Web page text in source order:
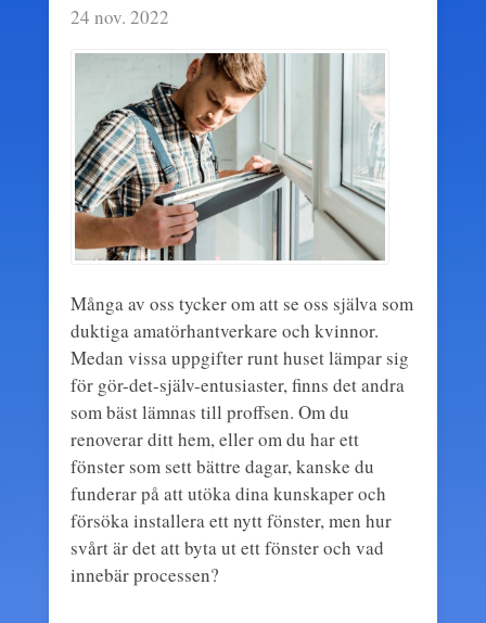
24 nov. 2022
Många av oss tycker om att se oss själva som
duktiga amatörhantverkare och kvinnor.
Medan vissa uppgifter runt huset lämpar sig
för gör-det-själv-entusiaster, finns det andra
som bäst lämnas till proffsen. Om du
renoverar ditt hem, eller om du har ett
fönster som sett bättre dagar, kanske du
funderar på att utöka dina kunskaper och
försöka installera ett nytt fönster, men hur
svårt är det att byta ut ett fönster och vad
innebär processen?